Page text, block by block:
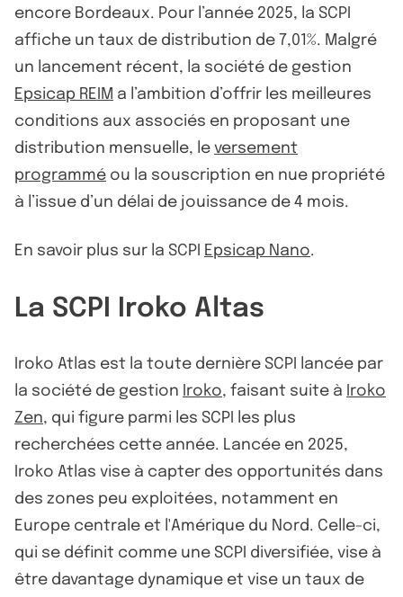
encore Bordeaux. Pour l’année 2025, la SCPI
affiche un taux de distribution de 7,01%. Malgré
un lancement récent, la société de gestion
Epsicap REIM a l’ambition d’offrir les meilleures
conditions aux associés en proposant une
distribution mensuelle, le versement
programmé ou la souscription en nue propriété
à l’issue d’un délai de jouissance de 4 mois.
En savoir plus sur la SCPI Epsicap Nano.
La SCPI Iroko Altas
Iroko Atlas est la toute dernière SCPI lancée par
la société de gestion Iroko, faisant suite à Iroko
Zen, qui figure parmi les SCPI les plus
recherchées cette année. Lancée en 2025,
Iroko Atlas vise à capter des opportunités dans
des zones peu exploitées, notamment en
Europe centrale et l'Amérique du Nord. Celle-ci,
qui se définit comme une SCPI diversifiée, vise à
être davantage dynamique et vise un taux de